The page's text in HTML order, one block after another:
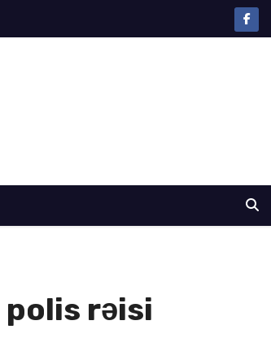
polis rəisi